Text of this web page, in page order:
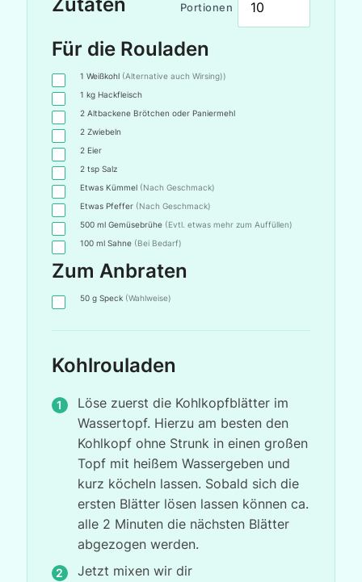
Portionen
Für die Rouladen
1 Weißkohl (Alternative auch Wirsing))
1 kgHackfleisch
2 Altbackene Brötchen oder Paniermehl
2 Zwiebeln
2 Eier
2 tspSalz
Etwas Kümmel (Nach Geschmack)
Etwas Pfeffer (Nach Geschmack)
500 mlGemüsebrühe (Evtl. etwas mehr zum Auffüllen)
100 mlSahne (Bei Bedarf)
Zum Anbraten
50 gSpeck (Wahlweise)
Kohlrouladen
Löse zuerst die Kohlkopfblätter im
Wassertopf. Hierzu am besten den
Kohlkopf ohne Strunk in einen großen
Topf mit heißem Wassergeben und
kurz köcheln lassen. Sobald sich die
ersten Blätter lösen lassen können ca.
alle 2 Minuten die nächsten Blätter
abgezogen werden.
Jetzt mixen wir dir